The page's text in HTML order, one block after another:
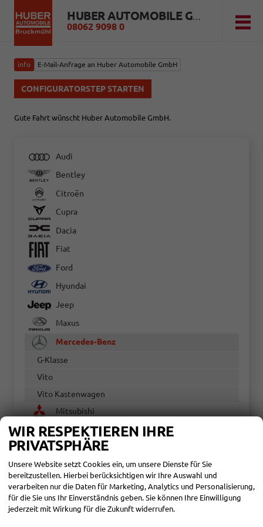
HUBER AUTOMOBILE GMBH
08062 9098 0
info E-Mail-Anfrage an Huber Automobile GmbH
CONFIGURATORSTEP STARTEN
Gute Fahrt wünscht Huber Automobile GmbH.
Audi
Bentley
Citroën
Cupra
Dacia
Fiat
Ford
Hyundai
Jeep
Maxus
Mercedes-Benz
G-Klasse
Vito
Vito Kastenwagen
Mitsubishi
Nissan
Opel
Peugeot
Renault
SEAT
WIR RESPEKTIEREN IHRE
PRIVATSPHÄRE
Unsere Website setzt Cookies ein, um unsere Dienste für Sie
bereitzustellen. Hierbei berücksichtigen wir Ihre Auswahl und
verarbeiten nur die Daten für Marketing, Analytics und Personalisierung,
für die Sie uns Ihr Einverständnis geben. Sie können Ihre Einwilligung
jederzeit mit Wirkung für die Zukunft widerrufen.